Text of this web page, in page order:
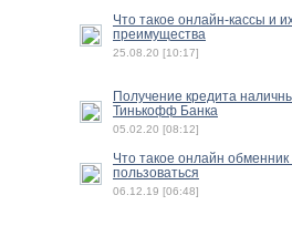
Что такое онлайн-кассы и
преимущества
25.08.20 [10:17]
Получение кредита
Тинькофф Банка
05.02.20 [08:12]
Что такое онлайн обменник
пользоваться
06.12.19 [06:48]